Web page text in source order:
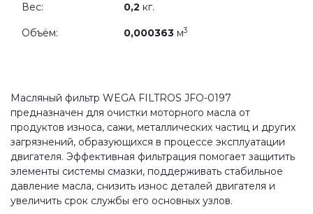
Вес: 0,2 кг.
Объём: 0,000363 м3
Масляный фильтр WEGA FILTROS JFO-0197
предназначен для очистки моторного масла от
продуктов износа, сажи, металлических частиц и других
загрязнений, образующихся в процессе эксплуатации
двигателя. Эффективная фильтрация помогает защитить
элементы системы смазки, поддерживать стабильное
давление масла, снизить износ деталей двигателя и
увеличить срок службы его основных узлов.